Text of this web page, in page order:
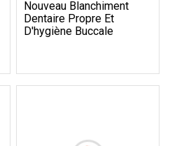
Nouveau Blanchiment
Dentaire Propre Et
D'hygiène Buccale